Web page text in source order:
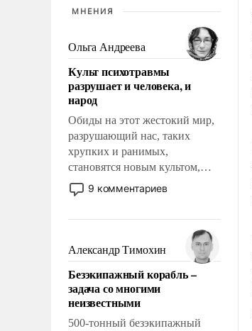
МНЕНИЯ
Ольга Андреева
Культ психотравмы
разрушает и человека, и
народ
Обиды на этот жестокий мир,
разрушающий нас, таких
хрупких и ранимых,
становятся новым культом,
постепенно вытесняя и
отменяя традиционное
мужественным и твердым под
ударами судьбы, брать на себя
ответственность, помогать
слабым, идти вперед и
адаптироваться.
9 комментариев
Александр Тимохин
Безэкипажный корабль –
задача со многими
неизвестными
500-тонный безэкипажный